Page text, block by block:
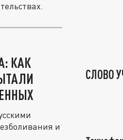
КАК
и
СЛОВО